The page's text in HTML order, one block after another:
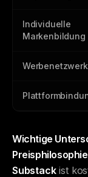
Individuelle
Markenbildung
Werbenetzwerk
Wichtige
Preisphilosophie
Substackist